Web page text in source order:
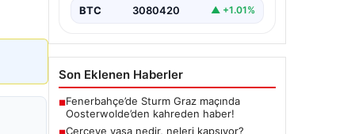
BTC 3080420 ▲ +1.01%
Son Eklenen Haberler
■Fenerbahçe’de Sturm Graz maçında
Oosterwolde’den kahreden haber!
Çerçeve yasa nedir, neleri kapsıyor?